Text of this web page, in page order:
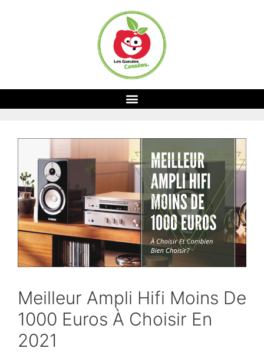
Meilleur Ampli Hifi Moins De
1000 Euros À Choisir En
2021